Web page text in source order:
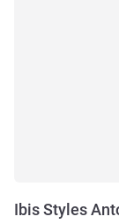
Ibis Styles